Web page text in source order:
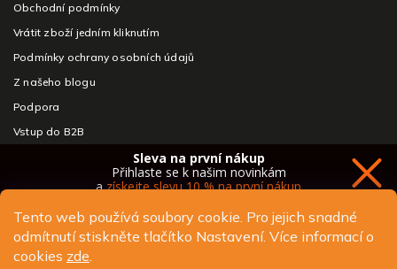
Tento web používá soubory cookie. Pro jejich snadné
odmítnutí stiskněte tlačítko Nastavení. Více informací o
cookies zde.
Obchodní podmínky
Vrátit zboží jedním kliknutím
Podmínky ochrany osobních údajů
Z našeho blogu
Podpora
Vstup do B2B
Kategorie
SLEVY AŽ 40 %
Sleva na první nákup
Přihlaste se k našim novinkám
azískejte slevu 10 % na první nákup